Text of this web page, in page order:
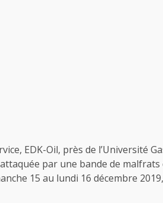
EDK-Oil, près de l’Université
par une bande de
15 au lundi 16 décembre